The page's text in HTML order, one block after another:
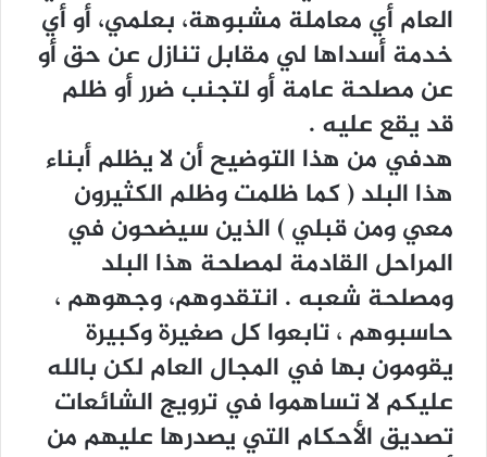
ﺍﻟﻌﺎﻡ ﺃﻱ ﻣﻌﺎﻣﻠﺔ ﻣﺸﺒﻮﻫﺔ، ﺑﻌﻠﻤﻲ، ﺃﻭ ﺃﻱ
ﺧﺪﻣﺔ ﺃﺳﺪﺍﻫﺎ ﻟﻲ ﻣﻘﺎﺑﻞ ﺗﻨﺎﺯﻝ ﻋﻦ ﺣﻖ ﺃﻭ
ﻋﻦ ﻣﺼﻠﺤﺔ ﻋﺎﻣﺔ ﺃﻭ ﻟﺘﺠﻨﺐ ﺿﺮﺭ ﺃﻭ ﻇﻠﻢ
ﻗﺪ ﻳﻘﻊ ﻋﻠﻴﻪ .
ﻫﺪﻓﻲ ﻣﻦ ﻫﺬﺍ ﺍﻟﺘﻮﺿﻴﺢ ﺃﻥ ﻻ ﻳﻈﻠﻢ ﺃﺑﻨﺎﺀ
ﻫﺬﺍ ﺍﻟﺒﻠﺪ ‏( ﻛﻤﺎ ﻇﻠﻤﺖ ﻭﻇﻠﻢ ﺍﻟﻜﺜﻴﺮﻭﻥ
ﻣﻌﻲ ﻭﻣﻦ ﻗﺒﻠﻲ ‏) ﺍﻟﺬﻳﻦ ﺳﻴﻀﺤﻮﻥ ﻓﻲ
ﺍﻟﻤﺮﺍﺣﻞ ﺍﻟﻘﺎﺩﻣﺔ ﻟﻤﺼﻠﺤﺔ ﻫﺬﺍ ﺍﻟﺒﻠﺪ
ﻭﻣﺼﻠﺤﺔ ﺷﻌﺒﻪ . ﺍﻧﺘﻘﺪﻭﻫﻢ، ﻭﺟﻬﻮﻫﻢ ،
ﺣﺎﺳﺒﻮﻫﻢ ، ﺗﺎﺑﻌﻮﺍ ﻛﻞ ﺻﻐﻴﺮﺓ ﻭﻛﺒﻴﺮﺓ
ﻳﻘﻮﻣﻮﻥ ﺑﻬﺎ ﻓﻲ ﺍﻟﻤﺠﺎﻝ ﺍﻟﻌﺎﻡ ﻟﻜﻦ ﺑﺎﻟﻠﻪ
ﻋﻠﻴﻜﻢ ﻻ ﺗﺴﺎﻫﻤﻮﺍ ﻓﻲ ﺗﺮﻭﻳﺞ ﺍﻟﺸﺎﺋﻌﺎﺕ
ﺗﺼﺪﻳﻖ ﺍﻷﺣﻜﺎﻡ ﺍﻟﺘﻲ ﻳﺼﺪﺭﻫﺎ ﻋﻠﻴﻬﻢ ﻣﻦ